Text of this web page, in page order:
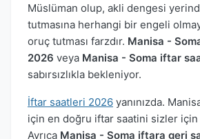
Müslüman olup, akli dengesi
tutmasına herhangi bir engeli
oruç tutması farzdır. Manisa -
2026 veya Manisa - Soma iftar
sabırsızlıkla bekleniyor.
İftar saatleri 2026 yanınızda.
için en doğru iftar saatini sizler
Ayrıca Manisa - Soma iftara geri